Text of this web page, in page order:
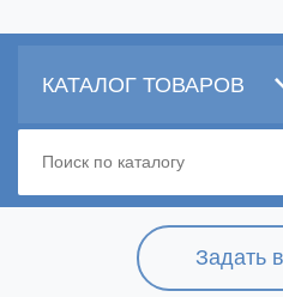
Задать
КАТАЛОГ ТОВАРОВ